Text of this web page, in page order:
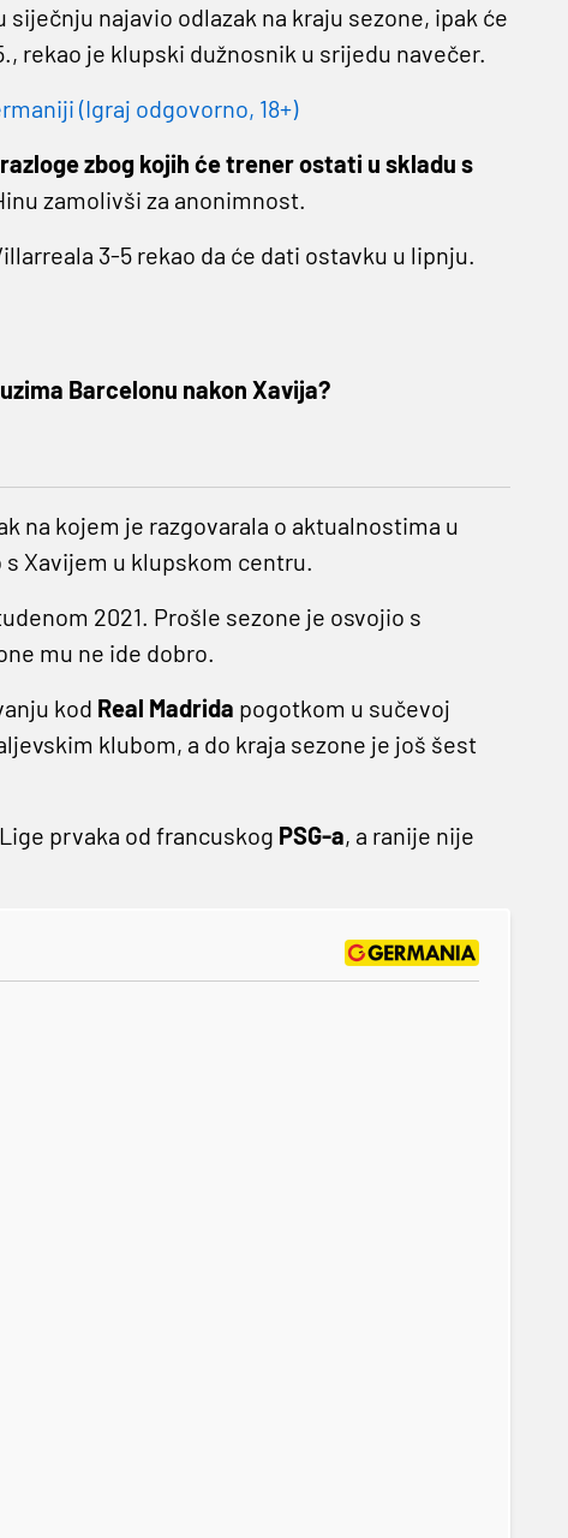
siječnju najavio odlazak na kraju sezone, ipak će
rekao je klupski dužnosnik u srijedu navečer.
(Igraj odgovorno, 18+)
zbog kojih će trener ostati u skladu s
zamolivši za anonimnost.
3-5 rekao da će dati ostavku u lipnju.
Barcelonu nakon Xavija?
na kojem je razgovarala o aktualnostima u
Xavijem u klupskom centru.
2021. Prošle sezone je osvojio s
mu ne ide dobro.
kod Real Madrida pogotkom u sučevoj
klubom, a do kraja sezone je još šest
prvaka od francuskog PSG-a, a ranije nije